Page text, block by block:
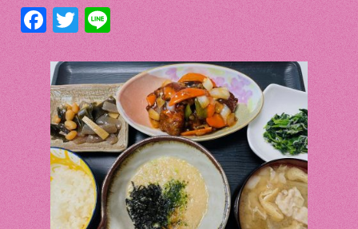
F
ac
e
b
o
o
k
T
w
itt
er
Li
n
e